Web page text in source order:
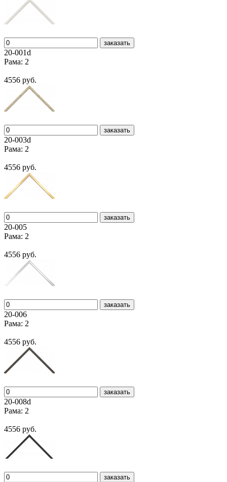
заказать
20-001d
Рама: 2
4556 руб.
заказать
20-003d
Рама: 2
4556 руб.
заказать
20-005
Рама: 2
4556 руб.
заказать
20-006
Рама: 2
4556 руб.
заказать
20-008d
Рама: 2
4556 руб.
заказать